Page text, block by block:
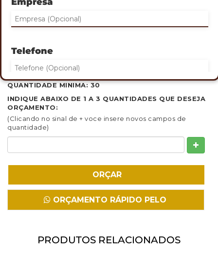
Telefone
Eu concordo em receber comunicações.
Fazer Download
Cod. ESP-1667
•Toalha para esporte microfibra 210 g/m².
•Dimensões: 80 x 40cm /
GRAVAÇÃO:Silk na bolsa
QUANTIDADE MINIMA: 30
INDIQUE ABAIXO DE 1 A 3 QUANTIDADES QUE DESEJA
ORÇAMENTO:
(Clicando no sinal de + voce insere novos campos de
quantidade)
ORÇAMENTO RÁPIDO PELO
PRODUTOS RELACIONADOS